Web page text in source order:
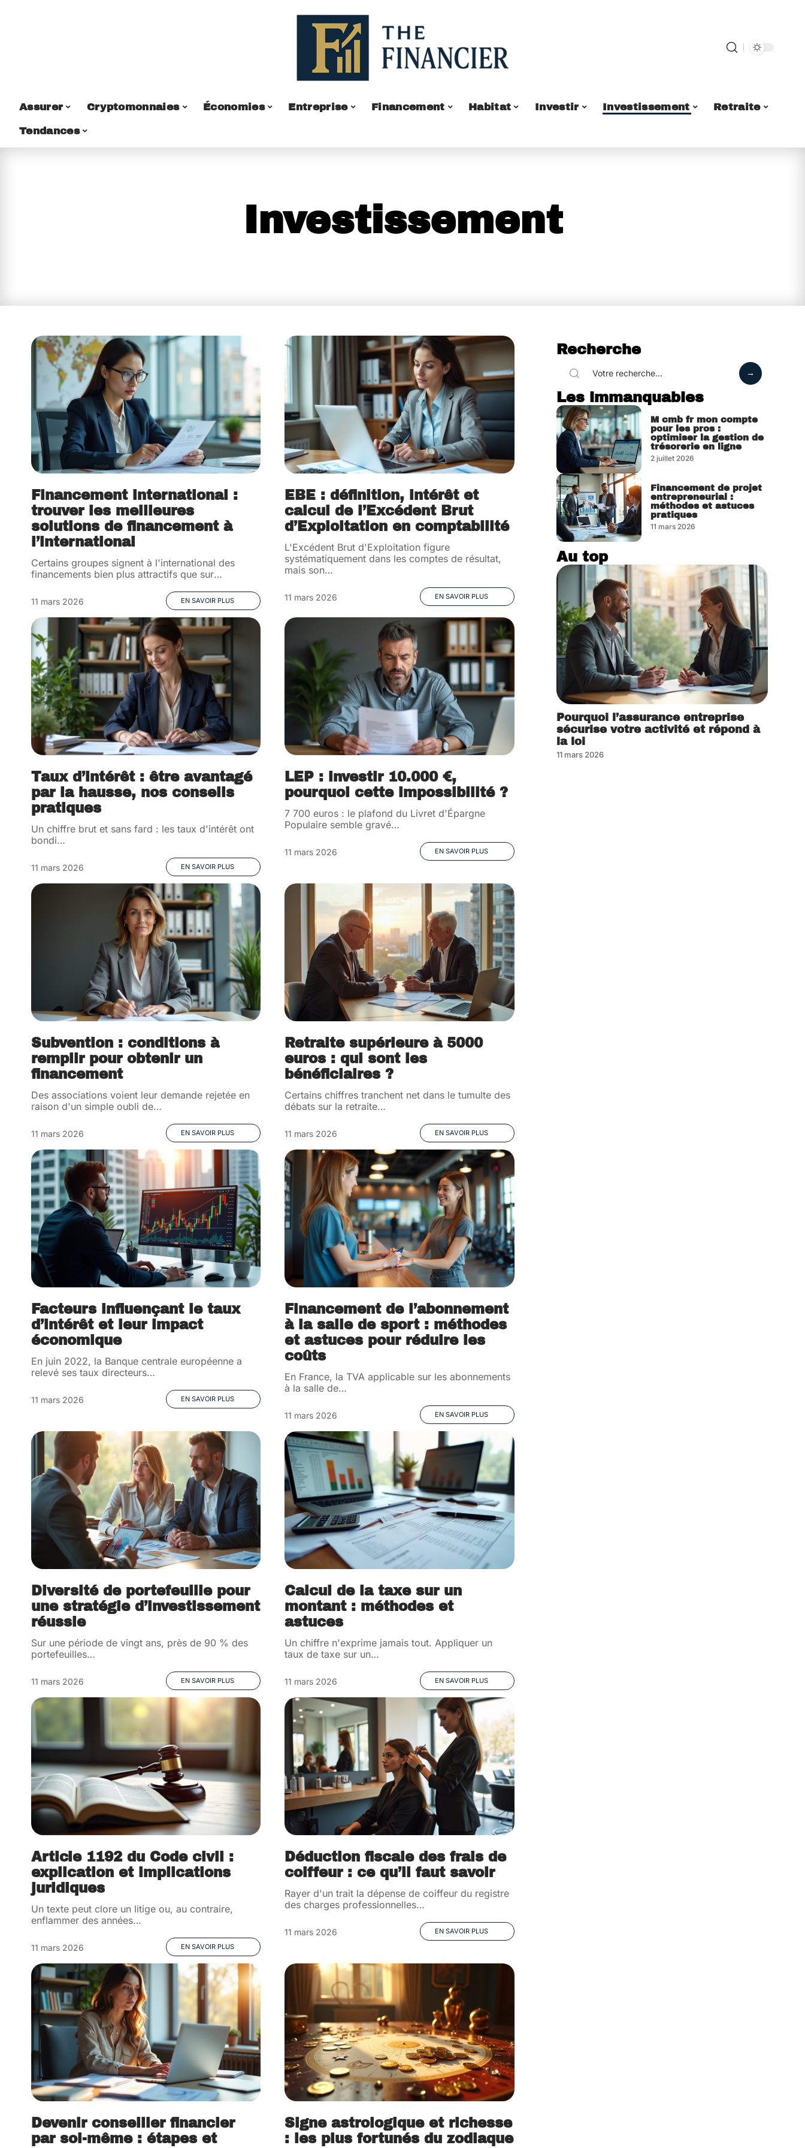
Assurer Cryptomonnaies Économies Entreprise Financement Habitat Investir Investissement Retraite
Tendances
Investissement
Financement international :
trouver les meilleures
solutions de financement à
l’international
Certains groupes signent à l'international des
financements bien plus attractifs que sur…
11 mars 2026 EN SAVOIR PLUS
EBE : définition, intérêt et
calcul de l’Excédent Brut
d’Exploitation en comptabilité
L'Excédent Brut d'Exploitation figure
systématiquement dans les comptes de résultat,
mais son…
11 mars 2026 EN SAVOIR PLUS
Taux d’intérêt : être avantagé
par la hausse, nos conseils
pratiques
Un chiffre brut et sans fard : les taux d'intérêt ont
bondi…
11 mars 2026 EN SAVOIR PLUS
LEP : investir 10.000 €,
pourquoi cette impossibilité ?
7 700 euros : le plafond du Livret d'Épargne
Populaire semble gravé…
11 mars 2026 EN SAVOIR PLUS
Subvention : conditions à
remplir pour obtenir un
financement
Des associations voient leur demande rejetée en
raison d'un simple oubli de…
11 mars 2026 EN SAVOIR PLUS
Retraite supérieure à 5000
euros : qui sont les
bénéficiaires ?
Certains chiffres tranchent net dans le tumulte des
débats sur la retraite…
11 mars 2026 EN SAVOIR PLUS
Facteurs influençant le taux
d’intérêt et leur impact
économique
En juin 2022, la Banque centrale européenne a
relevé ses taux directeurs…
11 mars 2026 EN SAVOIR PLUS
Financement de l’abonnement
à la salle de sport : méthodes
et astuces pour réduire les
coûts
En France, la TVA applicable sur les abonnements
à la salle de…
11 mars 2026 EN SAVOIR PLUS
Diversité de portefeuille pour
une stratégie d’investissement
réussie
Sur une période de vingt ans, près de 90 % des
portefeuilles…
11 mars 2026 EN SAVOIR PLUS
Calcul de la taxe sur un
montant : méthodes et
astuces
Un chiffre n'exprime jamais tout. Appliquer un
taux de taxe sur un…
11 mars 2026 EN SAVOIR PLUS
Article 1192 du Code civil :
explication et implications
juridiques
Un texte peut clore un litige ou, au contraire,
enflammer des années…
11 mars 2026 EN SAVOIR PLUS
Déduction fiscale des frais de
coiffeur : ce qu’il faut savoir
Rayer d'un trait la dépense de coiffeur du registre
des charges professionnelles…
11 mars 2026 EN SAVOIR PLUS
Devenir conseiller financier
par soi-même : étapes et
Signe astrologique et richesse
: les plus fortunés du zodiaque
Recherche
Les immanquables
M cmb fr mon compte
pour les pros :
optimiser la gestion de
trésorerie en ligne
2 juillet 2026
Financement de projet
entrepreneurial :
méthodes et astuces
pratiques
11 mars 2026
Au top
Pourquoi l’assurance entreprise
sécurise votre activité et répond à
la loi
11 mars 2026